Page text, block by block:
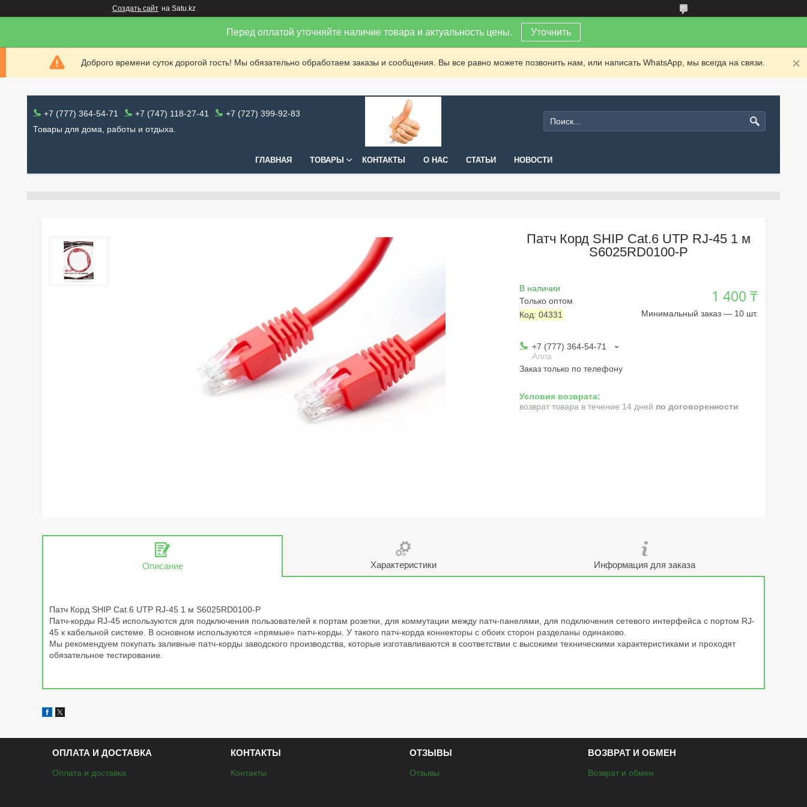
Создать сайт на Satu.kz
Перед оплатой уточняйте наличие товара и актуальность цены. Уточнить
Доброго времени суток дорогой гость! Мы обязательно обработаем заказы и сообщения. Вы все равно можете позвонить нам, или написать WhatsApp, мы всегда на связи.
+7 (777) 364-54-71 +7 (747) 118-27-41
+7 (727) 399-92-83
Товары для дома, работы и отдыха.
ГЛАВНАЯ ТОВАРЫ КОНТАКТЫ О НАС СТАТЬИ НОВОСТИ
Патч Корд SHIP Cat.6 UTP RJ-45 1 м
S6025RD0100-P
В наличии
Только оптом
Код: 04331
1 400 ₸
Минимальный заказ — 10 шт.
+7 (777) 364-54-71
Алла
Заказ только по телефону
возврат товара в течение 14 дней по договоренности
Описание Характеристики Информация для заказа
Патч Корд SHIP Cat.6 UTP RJ-45 1 м S6025RD0100-P
Патч-корды RJ-45 используются для подключения пользователей к портам розетки, для коммутации между патч-панелями, для подключения сетевого интерфейса c портом RJ-
45 к кабельной системе. В основном используются «прямые» патч-корды. У такого патч-корда коннекторы с обоих сторон разделаны одинаково.
Мы рекомендуем покупать заливные патч-корды заводского производства, которые изготавливаются в соответствии с высокими техническими характеристиками и проходят
обязательное тестирование.
ОПЛАТА И ДОСТАВКА
Оплата и доставка
КОНТАКТЫ
Контакты
ОТЗЫВЫ
Отзывы
ВОЗВРАТ И ОБМЕН
Возврат и обмен